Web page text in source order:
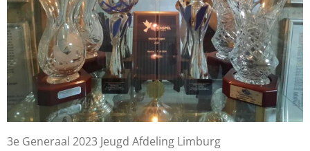
3e Generaal 2023 Jeugd Afdeling Limburg